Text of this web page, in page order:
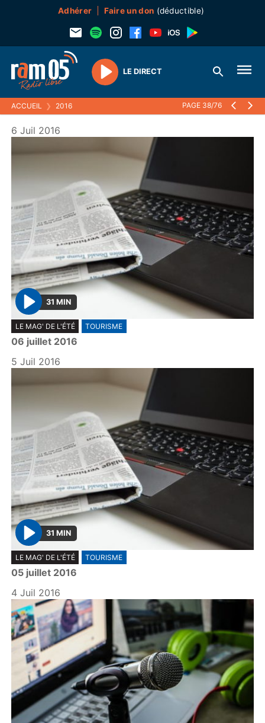
Adhérer Faire un don (déductible)
Play
LE DIRECT
ACCUEIL ❯ 2016 PAGE 38/76
6 Juil 2016
P
l
a
y
31 MIN
LE MAG' DE L'ÉTÉ TOURISME
06 juillet 2016
5 Juil 2016
P
l
a
y
31 MIN
LE MAG' DE L'ÉTÉ TOURISME
05 juillet 2016
4 Juil 2016